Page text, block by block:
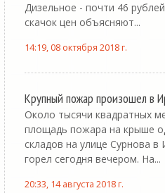
Дизельное - почти 46
скачок цен объясняют...
14:19, 08 октября 2018 г.
Крупный пожар произошел в
Около тысячи квадратных
площадь пожара на крыше
складов на улице Сурнова в
горел сегодня вечером. На...
20:33, 14 августа 2018 г.